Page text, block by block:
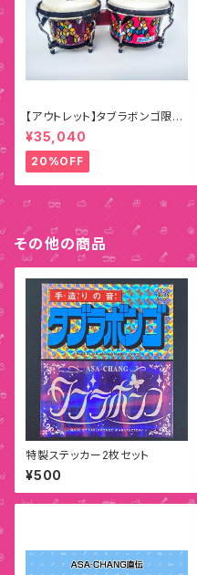
【アウトレット】タブラボンゴ限定
ペインティングモデル D
¥35,040
20%OFF
その他の商品
特製ステッカー2枚セット
¥500